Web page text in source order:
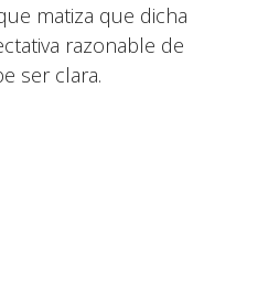
matiza que dicha
razonable de
ser clara.